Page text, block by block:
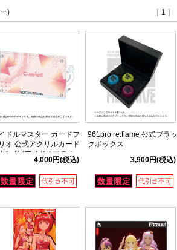
｜1｜
)
ドルマスター カードフ
オ 公式アクリルカード
ンド (アイドルマスタ
4,000円(税込)
961pro re:flame 公式ブラッ
クボックス
3,900円(税込)